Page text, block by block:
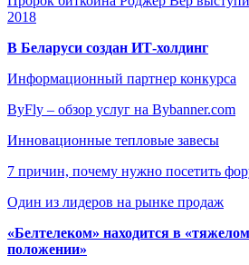
2018
В Беларуси создан ИТ-холдинг
Информационный партнер конкурса
ByFly – обзор услуг на Bybanner.com
Инновационные тепловые завесы
7 причин, почему нужно посетить
Один из лидеров на рынке продаж
«Белтелеком» находится в
положении»